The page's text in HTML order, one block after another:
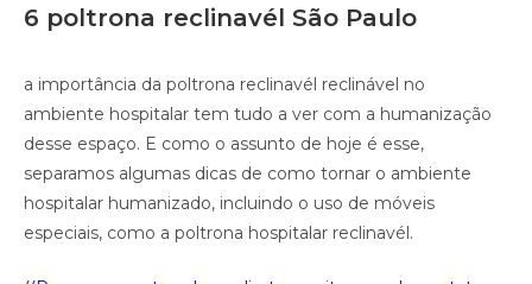
6 poltrona reclinavél São Paulo
a importância da poltrona reclinavél reclinável no
ambiente hospitalar tem tudo a ver com a humanização
desse espaço. E como o assunto de hoje é esse,
separamos algumas dicas de como tornar o ambiente
hospitalar humanizado, incluindo o uso de móveis
especiais, como a poltrona hospitalar reclinavél.